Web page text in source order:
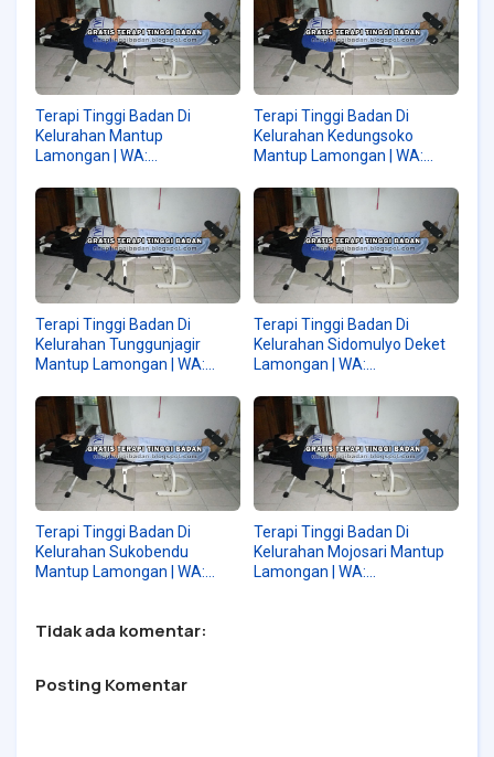
Terapi Tinggi Badan Di
Kelurahan Mantup
Lamongan | WA:
Terapi Tinggi Badan Di
Kelurahan Kedungsoko
Mantup Lamongan | WA:
Terapi Tinggi Badan Di
Kelurahan Tunggunjagir
Mantup Lamongan | WA:
Terapi Tinggi Badan Di
Kelurahan Sidomulyo Deket
Lamongan | WA:
Terapi Tinggi Badan Di
Kelurahan Sukobendu
Mantup Lamongan | WA:
Terapi Tinggi Badan Di
Kelurahan Mojosari Mantup
Lamongan | WA:
Tidak ada komentar:
Posting Komentar